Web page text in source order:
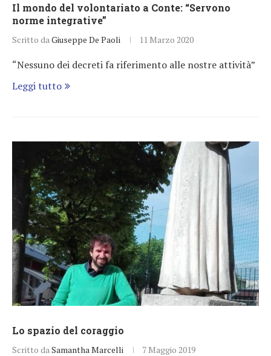
Il mondo del volontariato a Conte: “Servono
norme integrative”
Scritto da Giuseppe De Paoli 11 Marzo 2020
“Nessuno dei decreti fa riferimento alle nostre attività”
Leggi tutto
Lo spazio del coraggio
Scritto da Samantha Marcelli 7 Maggio 2019